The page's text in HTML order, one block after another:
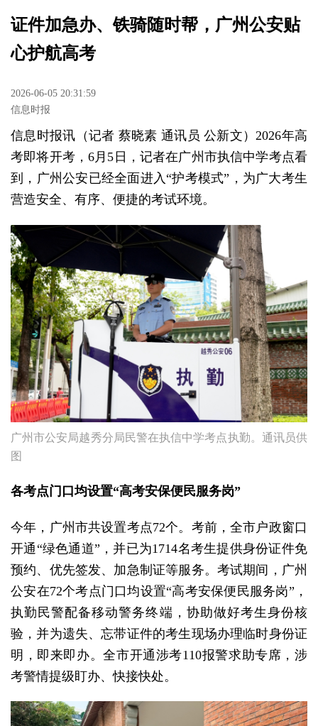
证件加急办、铁骑随时帮，广州公安贴
心护航高考
2026-06-05 20:31:59
信息时报
信息时报讯（记者 蔡晓素 通讯员 公新文）2026年高
考即将开考，6月5日，记者在广州市执信中学考点看
到，广州公安已经全面进入“护考模式”，为广大考生
营造安全、有序、便捷的考试环境。
广州市公安局越秀分局民警在执信中学考点执勤。通讯员供
图
各考点门口均设置“高考安保便民服务岗”
今年，广州市共设置考点72个。考前，全市户政窗口
开通“绿色通道”，并已为1714名考生提供身份证件免
预约、优先签发、加急制证等服务。考试期间，广州
公安在72个考点门口均设置“高考安保便民服务岗”，
执勤民警配备移动警务终端，协助做好考生身份核
验，并为遗失、忘带证件的考生现场办理临时身份证
明，即来即办。全市开通涉考110报警求助专席，涉
考警情提级盯办、快接快处。